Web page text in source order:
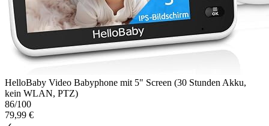
HelloBaby Video Babyphone mit 5" Screen (30 Stunden Akku,
kein WLAN, PTZ)
86/100
79,99 €